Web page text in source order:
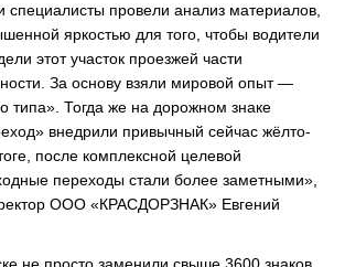
специалисты провели анализ материалов,
яркостью для того, чтобы водители
этот участок проезжей части
За основу взяли мировой опыт ―
типа». Тогда же на дорожном знаке
внедрили привычный сейчас жёлто-
после комплексной целевой
переходы стали более заметными»,
ООО «КРАСДОРЗНАК» Евгений